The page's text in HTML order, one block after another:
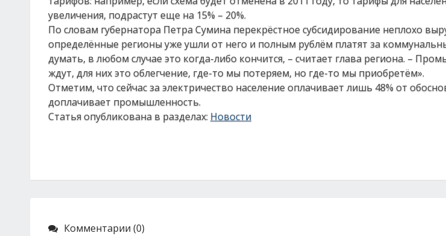
увеличения, подрастут еще на 15% – 20%.
По словам губернатора Петра Сумина перекрёстное субсидирование неплохо
определённые регионы уже ушли от него и полным рублём платят за
думать, в любом случае это когда-либо кончится, – считает глава региона. –
ждут, для них это облегчение, где-то мы потеряем, но где-то мы приобретём».
Отметим, что сейчас за электричество население оплачивает лишь 48% от
доплачивает промышленность.
Статья опубликована в разделах: Новости
Комментарии (0)